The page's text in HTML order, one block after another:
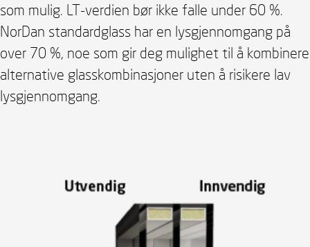
som mulig. LT-verdien bør ikke falle under 60 %.
NorDan standardglass har en lysgjennomgang på
over 70 %, noe som gir deg mulighet til å kombinere
alternative glasskombinasjoner uten å risikere lav
lysgjennomgang.